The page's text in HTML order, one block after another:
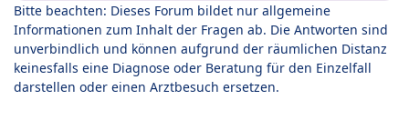
Bitte beachten: Dieses Forum bildet nur allgemeine
Informationen zum Inhalt der Fragen ab. Die Antworten sind
unverbindlich und können aufgrund der räumlichen Distanz
keinesfalls eine Diagnose oder Beratung für den Einzelfall
darstellen oder einen Arztbesuch ersetzen.